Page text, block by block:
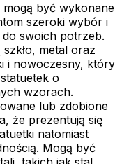
mogą być wykonane
szeroki wybór i
swoich potrzeb.
szkło, metal oraz
i nowoczesny, który
o
wzorach.
lub zdobione
że prezentują się
natomiast
Mogą być